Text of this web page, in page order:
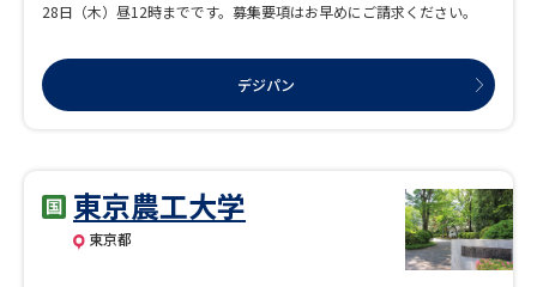
28日（木）昼12時までです。募集要項はお早めにご請求ください。
デジパン
東京農工大学
東京都